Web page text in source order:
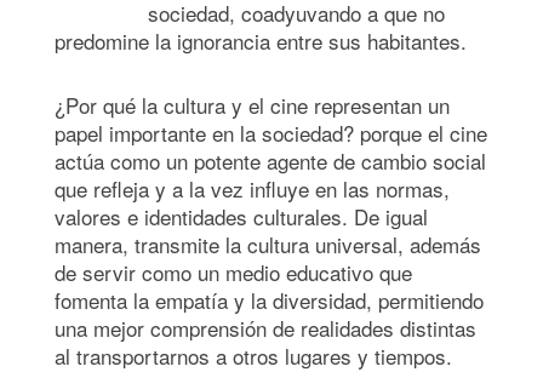
sociedad, coadyuvando a que no
predomine la ignorancia entre sus habitantes.
¿Por qué la cultura y el cine representan un
papel importante en la sociedad? porque el cine
actúa como un potente agente de cambio social
que refleja y a la vez influye en las normas,
valores e identidades culturales. De igual
manera, transmite la cultura universal, además
de servir como un medio educativo que
fomenta la empatía y la diversidad, permitiendo
una mejor comprensión de realidades distintas
al transportarnos a otros lugares y tiempos.